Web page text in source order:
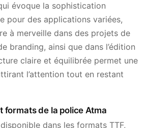
évoque la sophistication
pour des applications variées,
à merveille dans des projets de
branding, ainsi que dans l’édition
claire et équilibrée permet une
l’attention tout en restant
formats de la police Atma
dans les formats TTF,